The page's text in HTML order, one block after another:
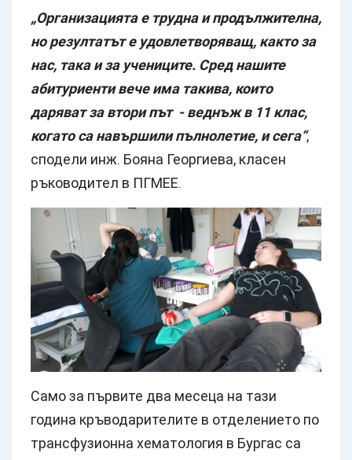
„Организацията е трудна и продължителна,
но резултатът е удовлетворяващ, както за
нас, така и за учениците. Сред нашите
абитуриенти вече има такива, които
даряват за втори път - веднъж в 11 клас,
когато са навършили пълнолетие, и сега“,
сподели инж. Бояна Георгиева, класен
ръководител в ПГМЕЕ.
Само за първите два месеца на тази
година кръводарителите в отделението по
трансфузионна хематология в Бургас са